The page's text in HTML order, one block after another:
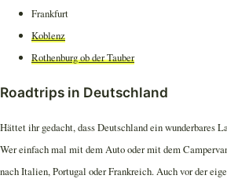
Frankfurt
Koblenz
Rothenburg ob der Tauber
Roadtrips in Deutschland
Hättet ihr gedacht, dass Deutschland ein wunderbares
Wer einfach mal mit dem Auto oder mit dem
nach Italien, Portugal oder Frankreich. Auch vor der